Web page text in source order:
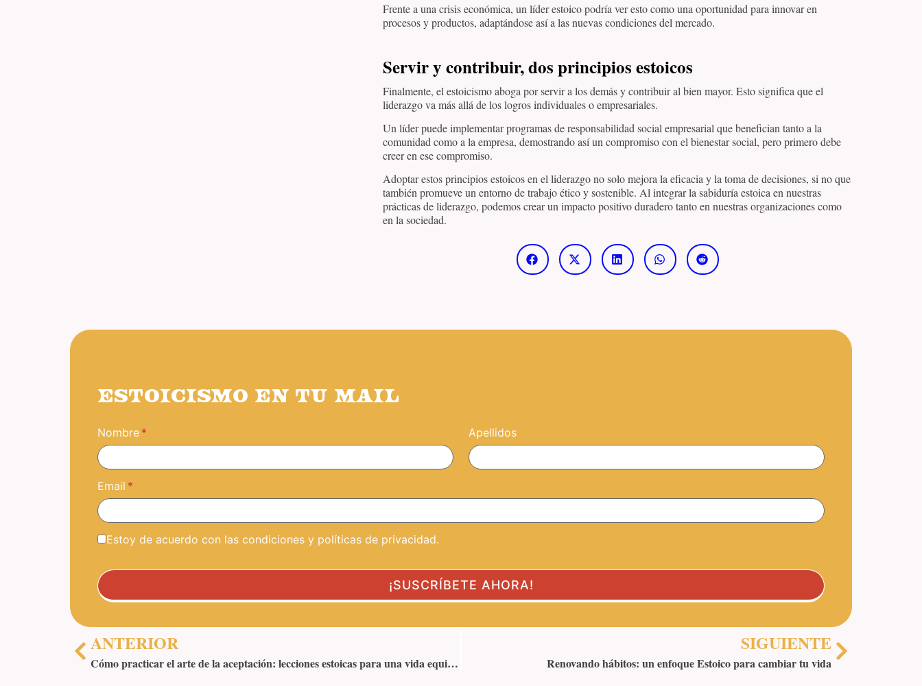
Frente a una crisis económica, un líder estoico podría ver esto como una oportunidad para innovar en
procesos y productos, adaptándose así a las nuevas condiciones del mercado.
Servir y contribuir, dos principios estoicos
Finalmente, el estoicismo aboga por servir a los demás y contribuir al bien mayor. Esto significa que el
liderazgo va más allá de los logros individuales o empresariales.
Un líder puede implementar programas de responsabilidad social empresarial que benefician tanto a la
comunidad como a la empresa, demostrando así un compromiso con el bienestar social, pero primero debe
creer en ese compromiso.
Adoptar estos principios estoicos en el liderazgo no solo mejora la eficacia y la toma de decisiones, si no que
también promueve un entorno de trabajo ético y sostenible. Al integrar la sabiduría estoica en nuestras
prácticas de liderazgo, podemos crear un impacto positivo duradero tanto en nuestras organizaciones como
en la sociedad.
ESTOICISMO EN TU MAIL
Nombre Apellidos
Email
Estoy de acuerdo con las condiciones y políticas de privacidad.
ANTERIOR
Cómo practicar el arte de la aceptación: lecciones estoicas para una vida equilibrada
SIGUIENTE
Renovando hábitos: un enfoque Estoico para cambiar tu vida